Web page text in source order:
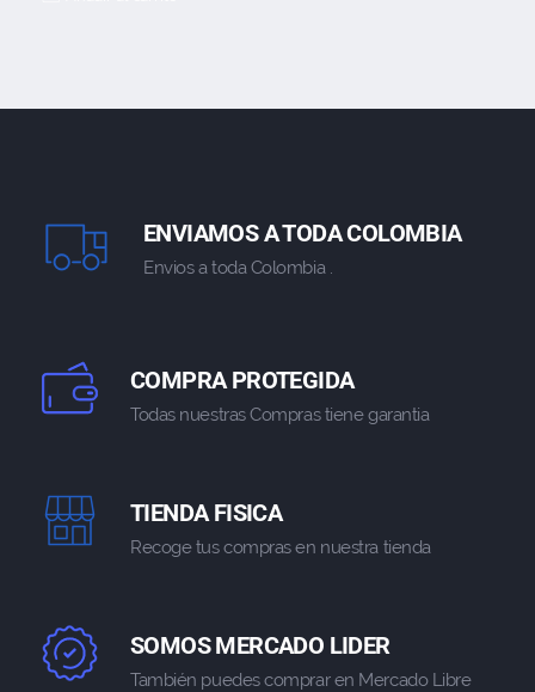
ENVIAMOS A TODA COLOMBIA
Envios a toda Colombia .
COMPRA PROTEGIDA
Todas nuestras Compras tiene garantia
TIENDA FISICA
Recoge tus compras en nuestra tienda
SOMOS MERCADO LIDER
También puedes comprar en Mercado Libre